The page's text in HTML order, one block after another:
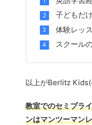
子どもだ
体験レッ
スクール
以上がBerlitz Kids(
教室でのセミプラ
ンはマンツーマン